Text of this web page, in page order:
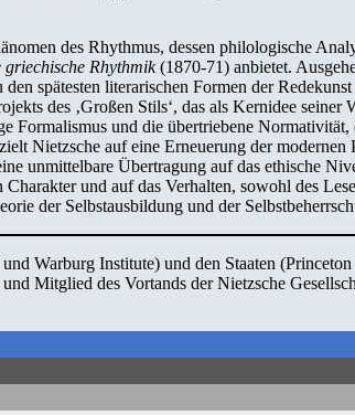
des Rhythmus, dessen philologische
griechische Rhythmik(1870-71) anbietet.
spätesten literarischen Formen der
des ‚Großen Stils‘, das als Kernidee seiner
Formalismus und die übertriebene
Nietzsche auf eine Erneuerung der
unmittelbare Übertragung auf das ethische
und auf das Verhalten, sowohl des
der Selbstausbildung und der
Warburg Institute) und den Staaten
Mitglied des Vortands der Nietzsche